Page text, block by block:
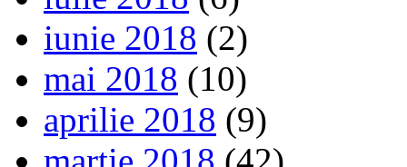
iunie 2018 (2)
mai 2018 (10)
aprilie 2018 (9)